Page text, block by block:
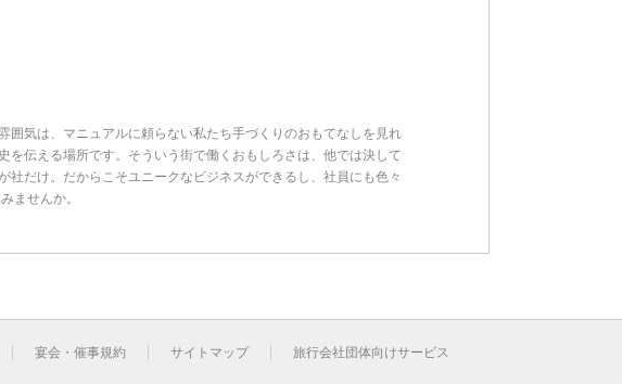
気は、マニュアルに頼らない私たち手づくりのおもてなしを見れ
伝える場所です。そういう街で働くおもしろさは、他では決して
だけ。だからこそユニークなビジネスができるし、社員にも色々
ませんか。
宴会・催事規約 サイトマップ 旅行会社団体向けサービス